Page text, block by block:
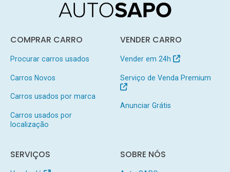
COMPRAR CARRO
Procurar carros usados
Carros Novos
Carros usados por marca
Carros usados por
localização
VENDER CARRO
Vender em 24h
Serviço de Venda Premium
Anunciar Grátis
SERVIÇOS SOBRE NÓS